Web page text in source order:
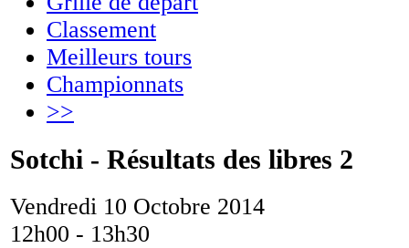
Classement
Meilleurs tours
Championnats
>>
Sotchi - Résultats des libres 2
Vendredi 10 Octobre 2014
12h00 - 13h30